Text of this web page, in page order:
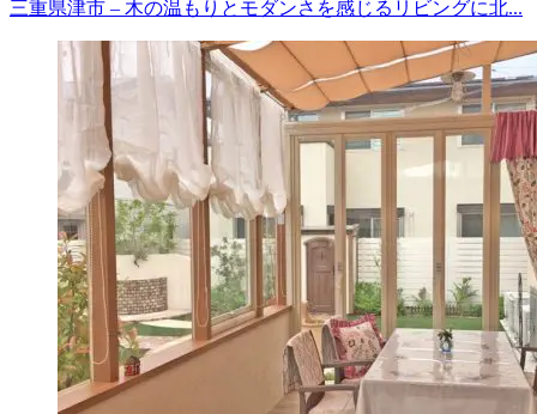
三重県津市 – 木の温もりとモダンさを感じるリビングに北...